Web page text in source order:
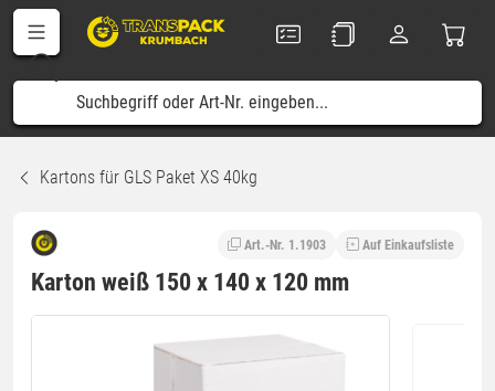
Kartons für GLS Paket XS 40kg
Art.-Nr. 1.1903 Auf Einkaufsliste
Karton weiß 150 x 140 x 120 mm